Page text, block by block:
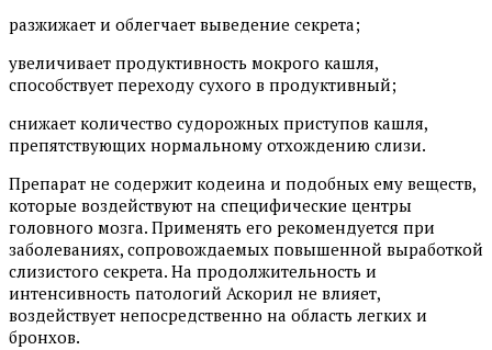
разжижает и облегчает выведение секрета;
увеличивает продуктивность мокрого кашля,
способствует переходу сухого в продуктивный;
снижает количество судорожных приступов кашля,
препятствующих нормальному отхождению слизи.
Препарат не содержит кодеина и подобных ему веществ,
которые воздействуют на специфические центры
головного мозга. Применять его рекомендуется при
заболеваниях, сопровождаемых повышенной выработкой
слизистого секрета. На продолжительность и
интенсивность патологий Аскорил не влияет,
воздействует непосредственно на область легких и
бронхов.